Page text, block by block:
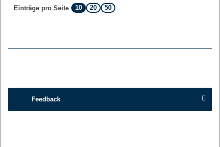
Einträge pro Seite
10 20 50
Feedback